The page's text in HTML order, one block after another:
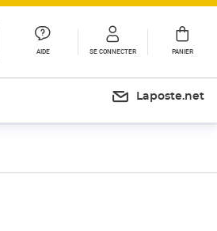
AIDE SE CONNECTER PANIER
Laposte.net